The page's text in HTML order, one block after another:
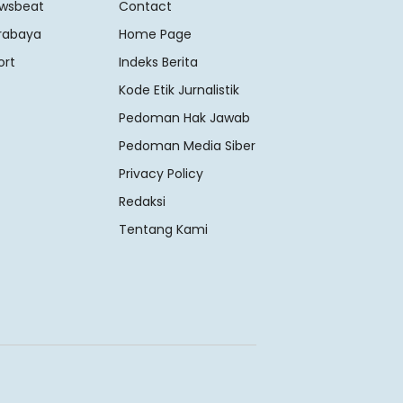
Contact
Home Page
Indeks Berita
Kode Etik Jurnalistik
Pedoman Hak Jawab
Pedoman Media Siber
Privacy Policy
Redaksi
Tentang Kami